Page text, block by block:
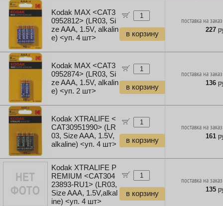
Kodak MAX <CAT3
0952812> (LR03, Si
ze AAA, 1.5V, alkalin
e) <уп. 4 шт>
в корзину
поставка на
227
Kodak MAX <CAT3
0952874> (LR03, Si
ze AAA, 1.5V, alkalin
e) <уп. 2 шт>
в корзину
поставка на
136
Kodak XTRALIFE <
CAT30951990> (LR
03, Size AAA, 1.5V,
alkaline) <уп. 4 шт>
в корзину
поставка на
161
Kodak XTRALIFE P
REMIUM <CAT304
23893-RU1> (LR03,
Size AAA, 1.5V,alkal
ine) <уп. 4 шт>
в корзину
поставка на
135